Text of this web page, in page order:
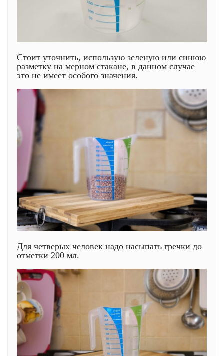
Стоит уточнить, использую зеленую или синюю
разметку на мерном стакане, в данном случае
это не имеет особого значения.
Для четверых человек надо насыпать гречки до
отметки 200 мл.